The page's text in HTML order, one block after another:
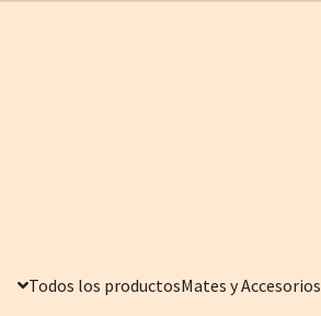
Todos los productosMates y Accesorios